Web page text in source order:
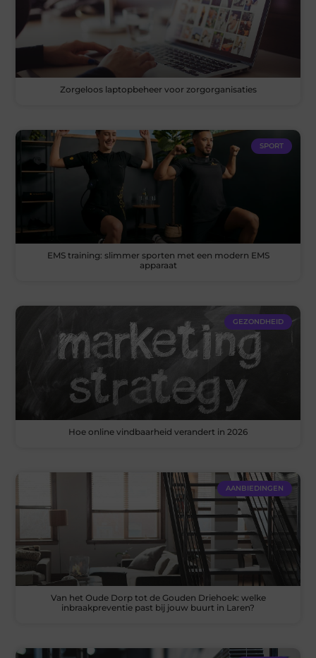
Zorgeloos laptopbeheer voor zorgorganisaties
SPORT
EMS training: slimmer sporten met een modern EMS
apparaat
GEZONDHEID
Hoe online vindbaarheid verandert in 2026
AANBIEDINGEN
Van het Oude Dorp tot de Gouden Driehoek: welke
inbraakpreventie past bij jouw buurt in Laren?